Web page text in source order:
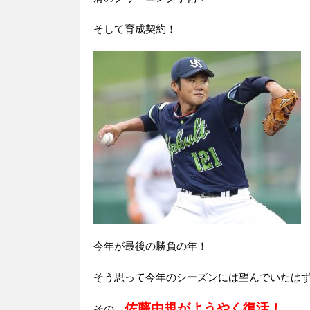
そして育成契約！
今年が最後の勝負の年！
そう思って今年のシーズンには望んでいたは